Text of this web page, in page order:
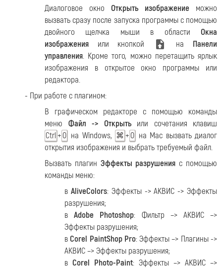
Диалоговое окно Открыть изображение можно
вызвать сразу после запуска программы с помощью
двойного щелчка мыши в области Окна
изображения или кнопкой на Панели
управления. Кроме того, можно перетащить ярлык
изображения в открытое окно программы или
редактора.
- При работе с плагином:
В графическом редакторе с помощью команды
меню Файл -> Открытьили сочетания клавиш
Ctrl + O на Windows, ⌘ + O на Mac вызвать диалог
открытия изображения и выбрать требуемый файл.
Вызвать плагин Эффекты разрушения с помощью
команды меню:
в AliveColors: Эффекты -> АКВИС -> Эффекты
разрушения;
вAdobe Photoshop: Фильтр –> АКВИС –>
Эффекты разрушения;
вCorel PaintShop Pro: Эффекты –> Плагины ->
АКВИС –> Эффекты разрушения;
в Corel Photo-Paint: Эффекты –> АКВИС –>